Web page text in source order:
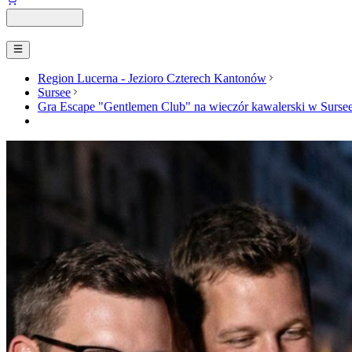
Region Lucerna - Jezioro Czterech Kantonów
Sursee
Gra Escape "Gentlemen Club" na wieczór kawalerski w